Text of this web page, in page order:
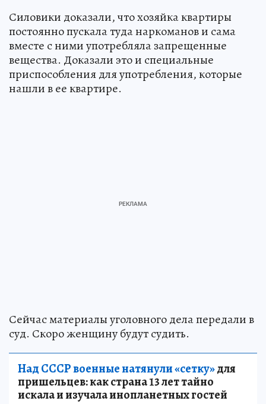
Силовики доказали, что хозяйка квартиры
постоянно пускала туда наркоманов и сама
вместе с ними употребляла запрещенные
вещества. Доказали это и специальные
приспособления для употребления, которые
нашли в ее квартире.
Сейчас материалы уголовного дела передали в
суд. Скоро женщину будут судить.
Над СССР военные натянули «сетку»для
пришельцев: как страна 13 лет тайно
искала и изучала инопланетных гостей